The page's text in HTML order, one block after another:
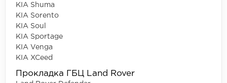
KIA Shuma
KIA Sorento
KIA Soul
KIA Sportage
KIA Venga
KIA XCeed
Прокладка ГБЦ Land Rover